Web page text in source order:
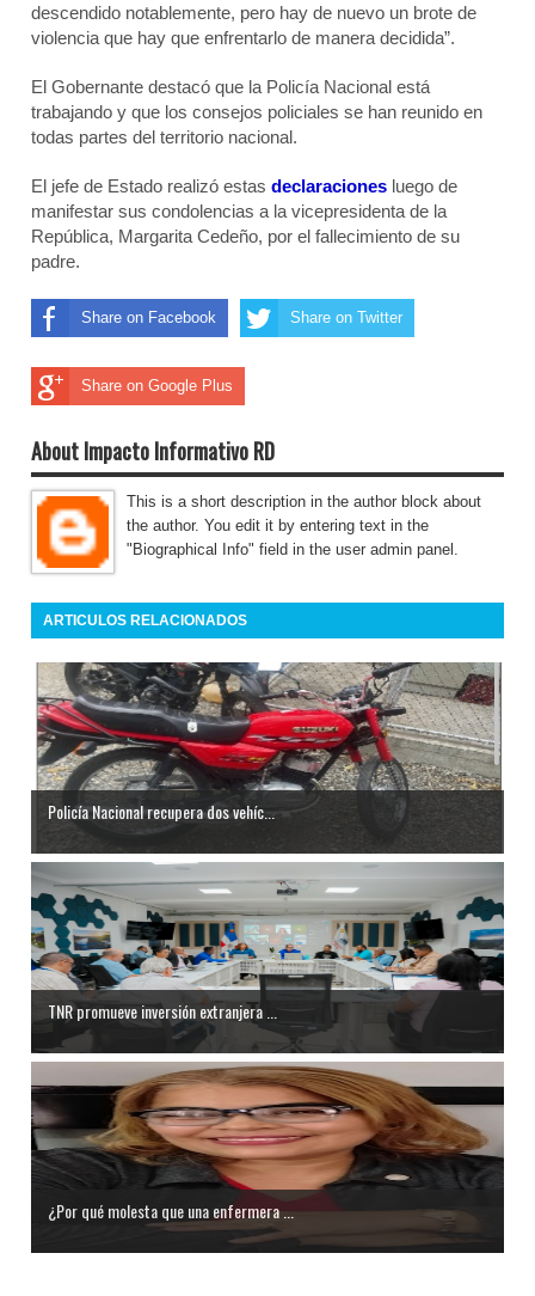
descendido notablemente, pero hay de nuevo un brote de
violencia que hay que enfrentarlo de manera decidida”.
El Gobernante destacó que la Policía Nacional está
trabajando y que los consejos policiales se han reunido en
todas partes del territorio nacional.
El jefe de Estado realizó estas declaraciones luego de
manifestar sus condolencias a la vicepresidenta de la
República, Margarita Cedeño, por el fallecimiento de su
padre.
Share on Facebook Share on Twitter
Share on Google Plus
About Impacto Informativo RD
This is a short description in the author block about
the author. You edit it by entering text in the
"Biographical Info" field in the user admin panel.
ARTICULOS RELACIONADOS
Policía Nacional recupera dos vehíc...
TNR promueve inversión extranjera ...
¿Por qué molesta que una enfermera ...